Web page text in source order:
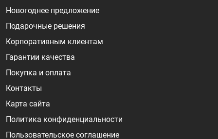
Новогоднее предложение
Подарочные решения
Корпоративным клиентам
Гарантии качества
Покупка и оплата
Контакты
Карта сайта
Политика конфиденциальности
Пользовательское соглашение